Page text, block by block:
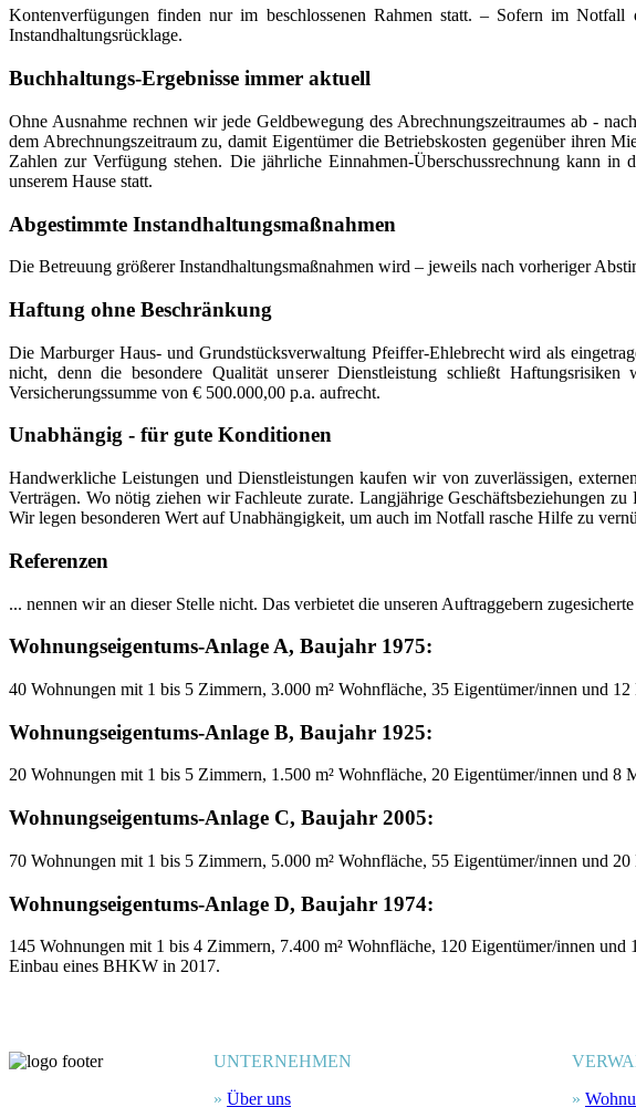
Kontenverfügungen finden nur im beschlossenen Rahmen statt. – Sofern im
Instandhaltungsrücklage.
Buchhaltungs-Ergebnisse immer aktuell
Ohne Ausnahme rechnen wir jede Geldbewegung des Abrechnungszeitraumes ab -
dem Abrechnungszeitraum zu, damit Eigentümer die Betriebskosten gegenüber ihren
Zahlen zur Verfügung stehen. Die jährliche Einnahmen-Überschussrechnung kann
unserem Hause statt.
Abgestimmte Instandhaltungsmaßnahmen
Die Betreuung größerer Instandhaltungsmaßnahmen wird – jeweils nach vorheriger
Haftung ohne Beschränkung
Die Marburger Haus- und Grundstücksverwaltung Pfeiffer-Ehlebrecht wird als
nicht, denn die besondere Qualität unserer Dienstleistung schließt
Versicherungssumme von € 500.000,00 p.a. aufrecht.
Unabhängig - für gute Konditionen
Handwerkliche Leistungen und Dienstleistungen kaufen wir von zuverlässigen,
Verträgen. Wo nötig ziehen wir Fachleute zurate. Langjährige Geschäftsbeziehungen
Wir legen besonderen Wert auf Unabhängigkeit, um auch im Notfall rasche Hilfe zu
Referenzen
... nennen wir an dieser Stelle nicht. Das verbietet die unseren Auftraggebern
Wohnungseigentums-Anlage A, Baujahr 1975:
40 Wohnungen mit 1 bis 5 Zimmern, 3.000 m² Wohnfläche, 35 Eigentümer/innen und
Wohnungseigentums-Anlage B, Baujahr 1925:
20 Wohnungen mit 1 bis 5 Zimmern, 1.500 m² Wohnfläche, 20 Eigentümer/innen und 8
Wohnungseigentums-Anlage C, Baujahr 2005:
70 Wohnungen mit 1 bis 5 Zimmern, 5.000 m² Wohnfläche, 55 Eigentümer/innen und
Wohnungseigentums-Anlage D, Baujahr 1974:
145 Wohnungen mit 1 bis 4 Zimmern, 7.400 m² Wohnfläche, 120 Eigentümer/innen
Einbau eines BHKW in 2017.
UNTERNEHMEN
» Über uns
»